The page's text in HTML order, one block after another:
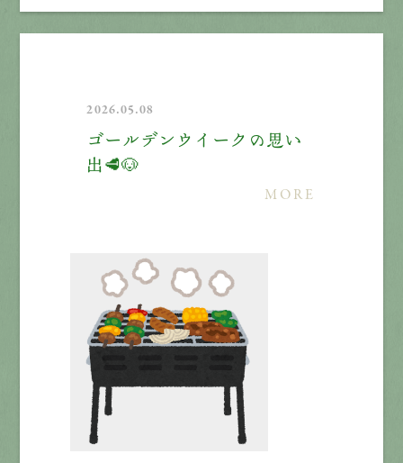
2026.05.08
ゴールデンウイークの思い
出🥩🐶
MORE